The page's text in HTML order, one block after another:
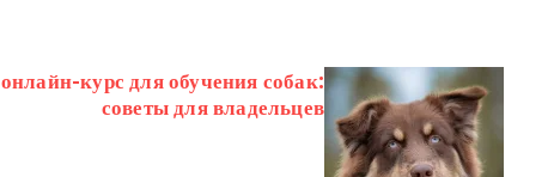
курс для обучения собак:
советы для владельцев